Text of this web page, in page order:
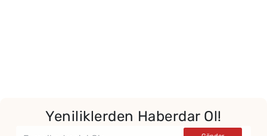
Yeniliklerden Haberdar Ol!